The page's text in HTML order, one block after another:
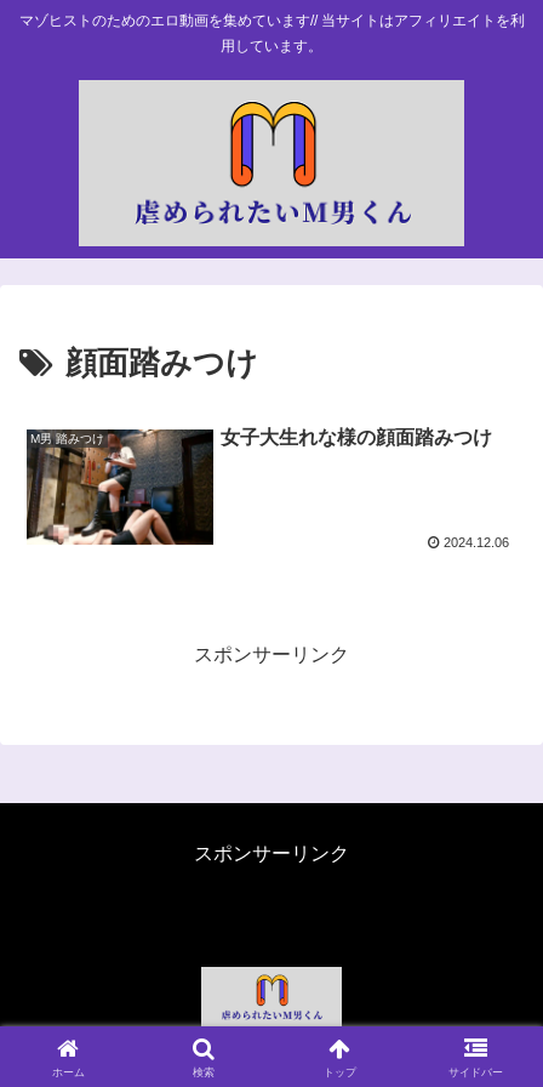
マゾヒストのためのエロ動画を集めています// 当サイトはアフィリエイトを利
用しています。
顔面踏みつけ
M男 踏みつけ 女子大生れな様の顔面踏みつけ
2024.12.06
スポンサーリンク
スポンサーリンク
© 2024 虐められたいM男くん.
ホーム 検索 トップ サイドバー